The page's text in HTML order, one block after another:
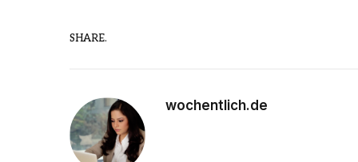
SHARE.
wochentlich.de